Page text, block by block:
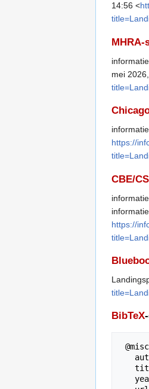
14:56 <
MHRA-
mei
https://
CBE/
https://
BibTeX